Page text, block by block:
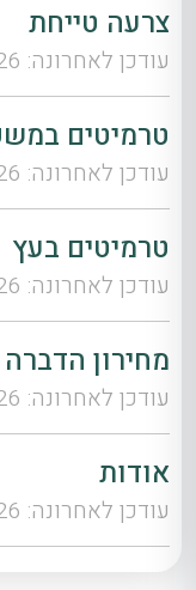
צרעה טייחת
עודכן לאחרונה: 08/05/2026, 09:03
טרמיטים
עודכן לאחרונה: 08/05/2026, 06:07
טרמיטים בעץ
עודכן לאחרונה: 07/05/2026, 14:47
מחירון הדברה
עודכן לאחרונה: 07/05/2026, 06:41
אודות
עודכן לאחרונה: 30/04/2026, 06:53